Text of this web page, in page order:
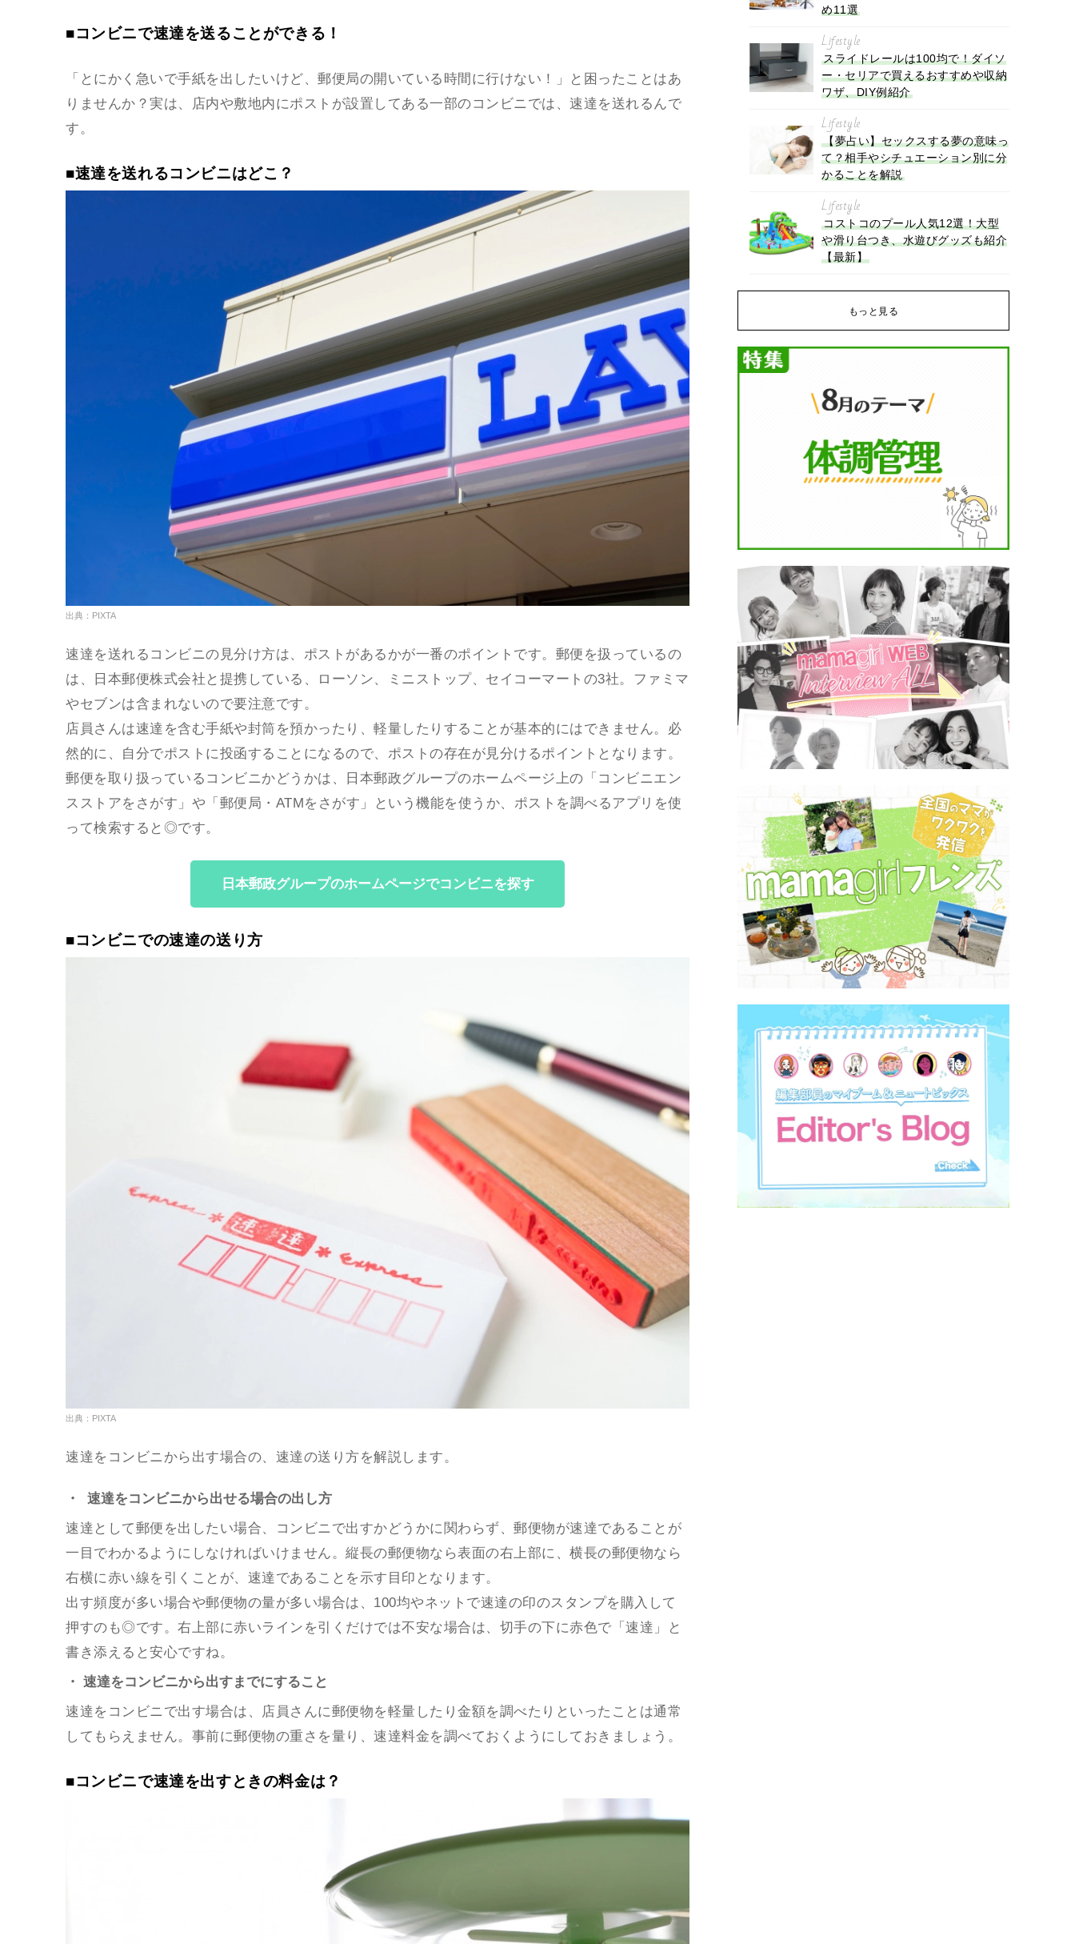
■コンビニで速達を送ることができる！
「とにかく急いで手紙を出したいけど、郵便局の開いている時間に行けない！」と困ったことはあ
りませんか？実は、店内や敷地内にポストが設置してある一部のコンビニでは、速達を送れるんで
す。
■速達を送れるコンビニはどこ？
出典：PIXTA
速達を送れるコンビニの見分け方は、ポストがあるかが一番のポイントです。郵便を扱っているの
は、日本郵便株式会社と提携している、ローソン、ミニストップ、セイコーマートの3社。ファミマ
やセブンは含まれないので要注意です。
店員さんは速達を含む手紙や封筒を預かったり、軽量したりすることが基本的にはできません。必
然的に、自分でポストに投函することになるので、ポストの存在が見分けるポイントとなります。
郵便を取り扱っているコンビニかどうかは、日本郵政グループのホームページ上の「コンビニエン
スストアをさがす」や「郵便局・ATMをさがす」という機能を使うか、ポストを調べるアプリを使
って検索すると◎です。
日本郵政グループのホームページでコンビニを探す
■コンビニでの速達の送り方
出典：PIXTA
速達をコンビニから出す場合の、速達の送り方を解説します。
・ 速達をコンビニから出せる場合の出し方
速達として郵便を出したい場合、コンビニで出すかどうかに関わらず、郵便物が速達であることが
一目でわかるようにしなければいけません。縦長の郵便物なら表面の右上部に、横長の郵便物なら
右横に赤い線を引くことが、速達であることを示す目印となります。
出す頻度が多い場合や郵便物の量が多い場合は、100均やネットで速達の印のスタンプを購入して
押すのも◎です。右上部に赤いラインを引くだけでは不安な場合は、切手の下に赤色で「速達」と
書き添えると安心ですね。
・ 速達をコンビニから出すまでにすること
速達をコンビニで出す場合は、店員さんに郵便物を軽量したり金額を調べたりといったことは通常
してもらえません。事前に郵便物の重さを量り、速達料金を調べておくようにしておきましょう。
■コンビニで速達を出すときの料金は？
め11選
Lifestyle
スライドレールは100均で！ダイソ
ー・セリアで買えるおすすめや収納
ワザ、DIY例紹介
Lifestyle
【夢占い】セックスする夢の意味っ
て？相手やシチュエーション別に分
かることを解説
Lifestyle
コストコのプール人気12選！大型
や滑り台つき、水遊びグッズも紹介
【最新】
もっと見る